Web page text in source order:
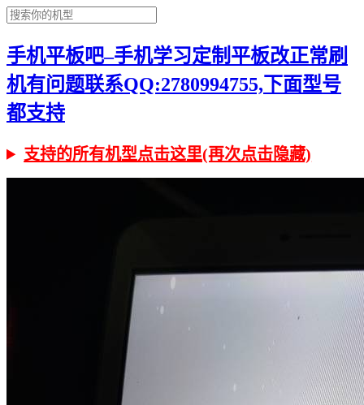
手机平板吧–手机学习定制平板改正常刷
机有问题联系QQ:2780994755,下面型号
都支持
支持的所有机型点击这里(再次点击隐藏)